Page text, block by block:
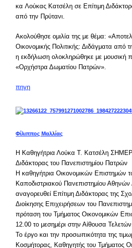
κα Λούκας Κατσέλη σε Επίτιμη
από την Πρύτανι.
Ακολούθησε ομιλία της με θέμα:
Οικονομικής Πολιτικής: Διδάγματα από
η εκδήλωση ολοκληρώθηκε με μουσική
«Ορχήστρα Δωματίου Πατρών».
πηγη
Φίλιππος Μαλλίας
Η Καθηγήτρια Λούκα Τ. Κατσέλη
Διδάκτορας του Πανεπιστημίου Πατρών
Η καθηγήτρια Οικονομικών Επιστημών
Καποδιστριακού Πανεπιστημίου
αναγορευθεί Επίτιμη Διδάκτορας της
Διοίκησης Επιχειρήσεων του
πρόταση του Τμήματος Οικονομικών
12.00 το μεσημέρι στην Αίθουσα
Το έργο και την προσωπικότητα της
Κοσμήτορας, Καθηγητής του Τμήματος